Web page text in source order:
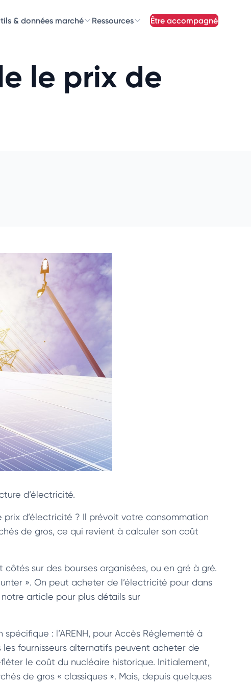
& données marché Ressources être accompagné
le prix de
d’électricité.
d’électricité ? Il prévoit votre consommation
de gros, ce qui revient à calculer son coût
sur des bourses organisées, ou en gré à gré.
». On peut acheter de l’électricité pour dans
notre article pour plus détails sur
: l’ARENH, pour Accès Réglementé à
fournisseurs alternatifs peuvent acheter de
le coût du nucléaire historique. Initialement,
de gros « classiques ». Mais, depuis quelques
nos newsletters
les newsletters qui vous intéressent